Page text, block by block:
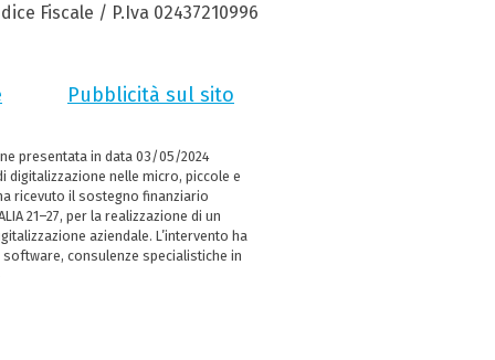
Fiscale / P.Iva 02437210996
Pubblicità sul sito
presentata in data 03/05/2024
digitalizzazione nelle micro, piccole e
ricevuto il sostegno finanziario
21–27, per la realizzazione di un
aziendale. L’intervento ha
consulenze specialistiche in